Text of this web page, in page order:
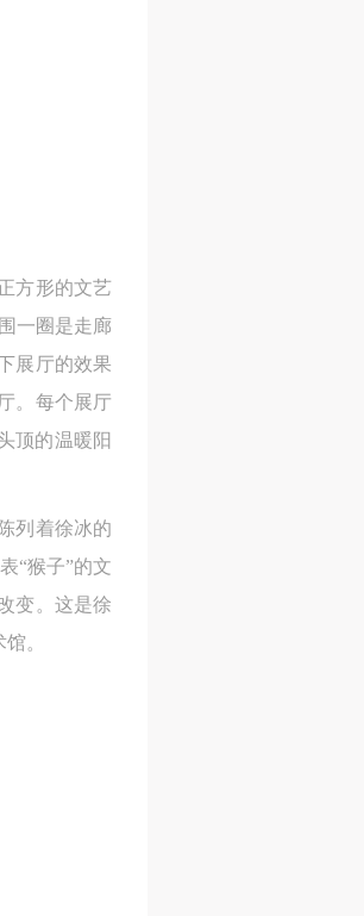
方形的文艺
一圈是走廊
展厅的效果
。每个展厅
顶的温暖阳
列着徐冰的
“猴子”的文
变。这是徐
。